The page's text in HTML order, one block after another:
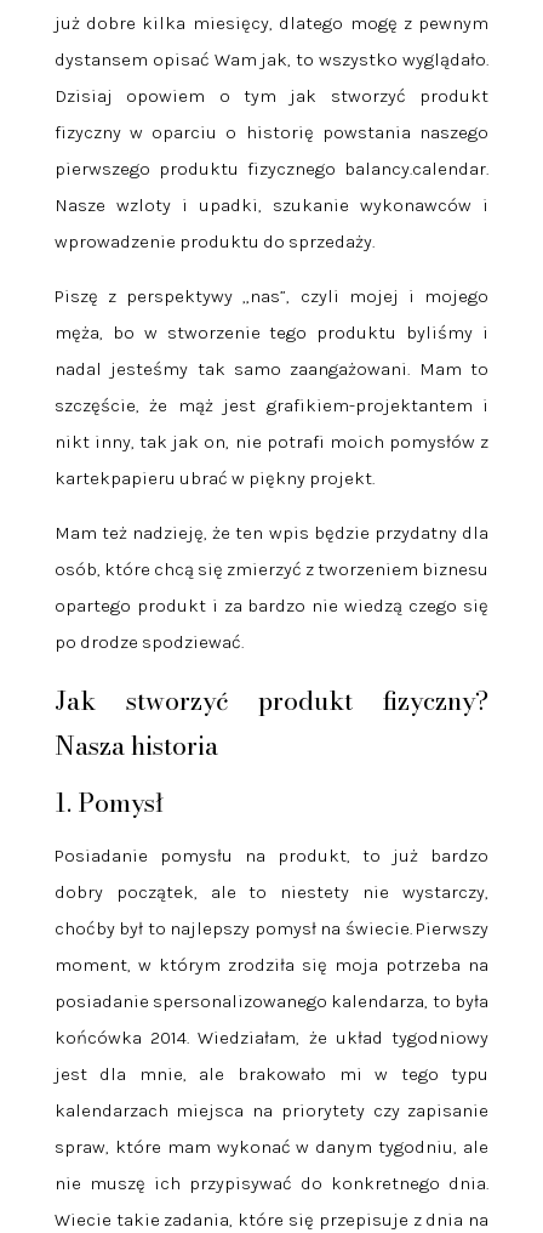
już dobre kilka miesięcy, dlatego mogę z pewnym
dystansem opisać Wam jak, to wszystko wyglądało.
Dzisiaj opowiem o tym jak stworzyć produkt
fizyczny w oparciu o historię powstania naszego
pierwszego produktu fizycznego balancy.calendar.
Nasze wzloty i upadki, szukanie wykonawców i
wprowadzenie produktu do sprzedaży.
Piszę z perspektywy „nas”, czyli mojej i mojego
męża, bo w stworzenie tego produktu byliśmy i
nadal jesteśmy tak samo zaangażowani. Mam to
szczęście, że mąż jest grafikiem-projektantem i
nikt inny, tak jak on, nie potrafi moich pomysłów z
kartekpapieru ubrać w piękny projekt.
Mam też nadzieję, że ten wpis będzie przydatny dla
osób, które chcą się zmierzyć z tworzeniem biznesu
opartego produkt i za bardzo nie wiedzą czego się
po drodze spodziewać.
Jak stworzyć produkt fizyczny?
Nasza historia
1. Pomysł
Posiadanie pomysłu na produkt, to już bardzo
dobry początek, ale to niestety nie wystarczy,
choćby był to najlepszy pomysł na świecie. Pierwszy
moment, w którym zrodziła się moja potrzeba na
posiadanie spersonalizowanego kalendarza, to była
końcówka 2014. Wiedziałam, że układ tygodniowy
jest dla mnie, ale brakowało mi w tego typu
kalendarzach miejsca na priorytety czy zapisanie
spraw, które mam wykonać w danym tygodniu, ale
nie muszę ich przypisywać do konkretnego dnia.
Wiecie takie zadania, które się przepisuje z dnia na